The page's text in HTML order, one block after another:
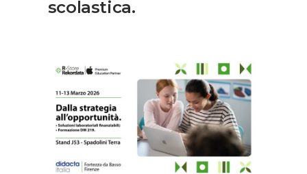
scolastica.